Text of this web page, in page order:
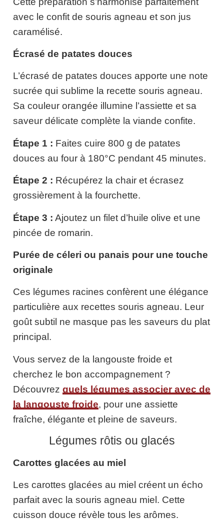
avec le confit de souris agneau et son jus
caramélisé.
Écrasé de patates douces
L’écrasé de patates douces apporte une note
sucrée qui sublime la recette souris agneau.
Sa couleur orangée illumine l’assiette et sa
saveur délicate complète la viande confite.
Étape 1 : Faites cuire 800 g de patates
douces au four à 180°C pendant 45 minutes.
Étape 2 : Récupérez la chair et écrasez
grossièrement à la fourchette.
Étape 3 : Ajoutez un filet d’huile olive et une
pincée de romarin.
Purée de céleri ou panais pour une touche
originale
Ces légumes racines confèrent une élégance
particulière aux recettes souris agneau. Leur
goût subtil ne masque pas les saveurs du plat
principal.
Vous servez de la langouste froide et
cherchez le bon accompagnement ?
Découvrez quels légumes associer avec de
la langouste froide, pour une assiette
fraîche, élégante et pleine de saveurs.
Légumes rôtis ou glacés
Carottes glacées au miel
Les carottes glacées au miel créent un écho
parfait avec la souris agneau miel. Cette
cuisson douce révèle tous les arômes.